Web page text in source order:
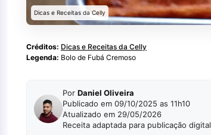
Dicas e Receitas da Celly
Créditos: Dicas e Receitas da Celly
Legenda: Bolo de Fubá Cremoso
Por Daniel Oliveira
Publicado em 09/10/2025 as 11h10
Atualizado em 29/05/2026
Receita adaptada para publicação digital